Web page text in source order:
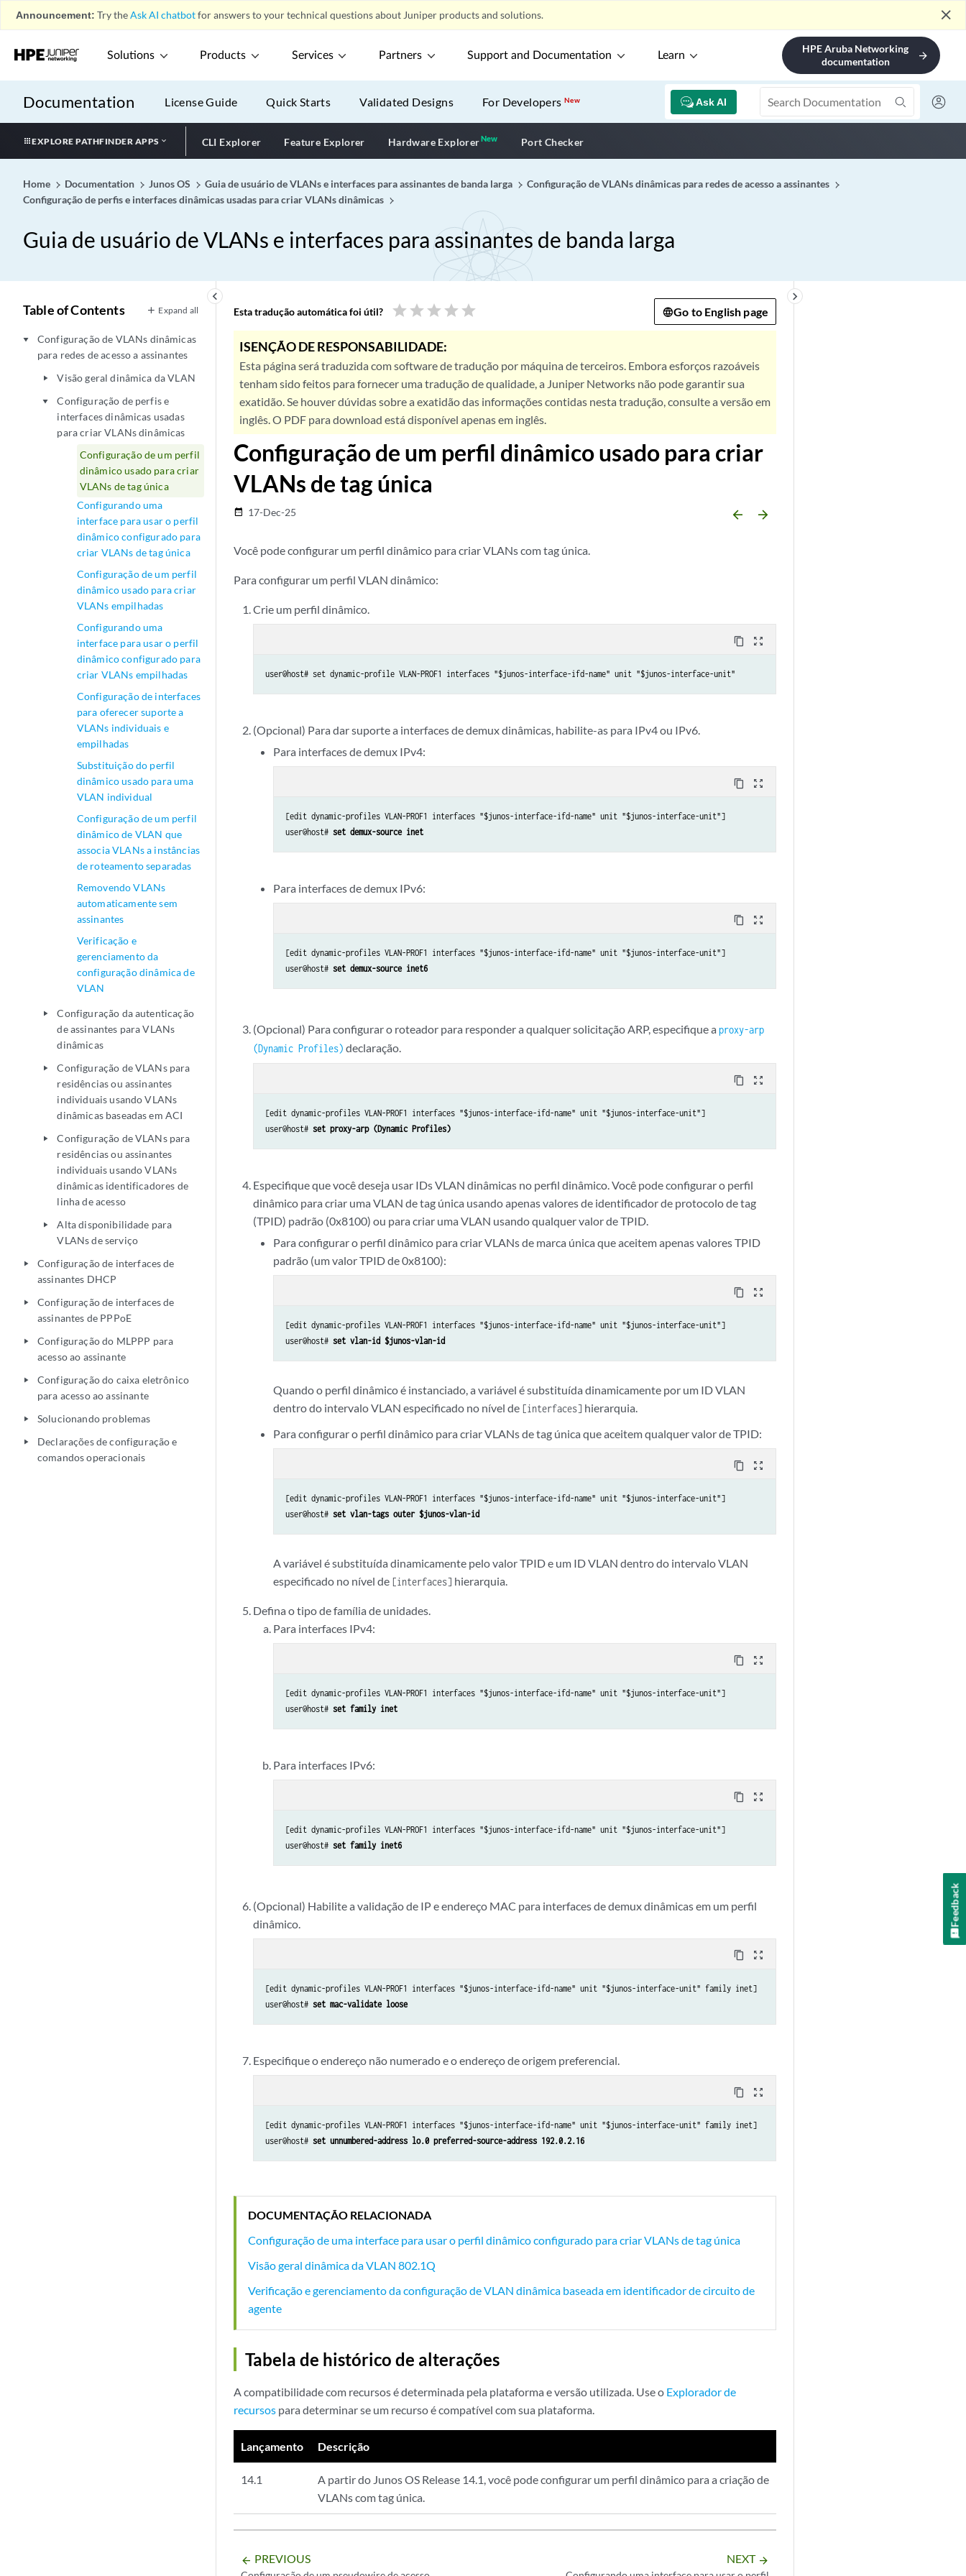
Announcement: Try theAsk AI chatbotfor answers to your technical questions about Juniper products and solutions. close
Solutions Products Services Partners Support and Documentation Learn
HPE Aruba Networking
documentation
arrow_forward
Documentation Ask AI
License Guide Quick Starts Validated Designs For DevelopersNew
EXPLORE PATHFINDER APPS CLI Explorer Feature Explorer Hardware ExplorerNewNew application
Port Checker
Home Documentation Junos OS Guia de usuário de VLANs e interfaces para assinantes de banda larga
Configuração de VLANs dinâmicas para redes de acesso a assinantes
Configuração de perfis e interfaces dinâmicas usadas para criar VLANs dinâmicas
Guia de usuário de VLANs e interfaces para assinantes de banda larga
keyboard_arrow_left
Table of Contents Expand all
play_arrow
Configuração de VLANs dinâmicas
para redes de acesso a assinantes
play_arrow Visão geral dinâmica da VLAN
play_arrow
Configuração de perfis e
interfaces dinâmicas usadas
para criar VLANs dinâmicas
Configuração de um perfil
dinâmico usado para criar
VLANs de tag única
Configurando uma
interface para usar o perfil
dinâmico configurado para
criar VLANs de tag única
Configuração de um perfil
dinâmico usado para criar
VLANs empilhadas
Configurando uma
interface para usar o perfil
dinâmico configurado para
criar VLANs empilhadas
Configuração de interfaces
para oferecer suporte a
VLANs individuais e
empilhadas
Substituição do perfil
dinâmico usado para uma
VLAN individual
Configuração de um perfil
dinâmico de VLAN que
associa VLANs a instâncias
de roteamento separadas
Removendo VLANs
automaticamente sem
assinantes
Verificação e
gerenciamento da
configuração dinâmica de
VLAN
play_arrow
Configuração da autenticação
de assinantes para VLANs
dinâmicas
play_arrow
Configuração de VLANs para
residências ou assinantes
individuais usando VLANs
dinâmicas baseadas em ACI
play_arrow
Configuração de VLANs para
residências ou assinantes
individuais usando VLANs
dinâmicas identificadores de
linha de acesso
play_arrow
Alta disponibilidade para
VLANs de serviço
play_arrow
Configuração de interfaces de
assinantes DHCP
play_arrow
Configuração de interfaces de
assinantes de PPPoE
play_arrow
Configuração do MLPPP para
acesso ao assinante
play_arrow
Configuração do caixa eletrônico
para acesso ao assinante
play_arrow Solucionando problemas
play_arrow
Declarações de configuração e
comandos operacionais
keyboard_arrow_right
Esta tradução automática foi útil? star star star star star Go to English page
ISENÇÃO DE RESPONSABILIDADE:
Esta página será traduzida com software de tradução por máquina de terceiros. Embora esforços razoáveis
tenham sido feitos para fornecer uma tradução de qualidade, a Juniper Networks não pode garantir sua
exatidão. Se houver dúvidas sobre a exatidão das informações contidas nesta tradução, consulte a versão em
inglês. O PDF para download está disponível apenas em inglês.
Configuração de um perfil dinâmico usado para criar
VLANs de tag única
date_range 17-Dec-25 arrow_backward arrow_forward
Você pode configurar um perfil dinâmico para criar VLANs com tag única.
Para configurar um perfil VLAN dinâmico:
Crie um perfil dinâmico.
content_copy zoom_out_map
user@host# set dynamic-profile VLAN-PROF1 interfaces "$junos-interface-ifd-name" unit "$junos-interface-unit"
(Opcional) Para dar suporte a interfaces de demux dinâmicas, habilite-as para IPv4 ou IPv6.
Para interfaces de demux IPv4:
content_copy zoom_out_map
[edit dynamic-profiles VLAN-PROF1 interfaces "$junos-interface-ifd-name" unit "$junos-interface-unit"]
user@host# set demux-source inet
Para interfaces de demux IPv6:
content_copy zoom_out_map
[edit dynamic-profiles VLAN-PROF1 interfaces "$junos-interface-ifd-name" unit "$junos-interface-unit"]
user@host# set demux-source inet6
(Opcional) Para configurar o roteador para responder a qualquer solicitação ARP, especifique aproxy-arp
(Dynamic Profiles) declaração.
content_copy zoom_out_map
[edit dynamic-profiles VLAN-PROF1 interfaces "$junos-interface-ifd-name" unit "$junos-interface-unit"]
user@host# set proxy-arp (Dynamic Profiles)
Especifique que você deseja usar IDs VLAN dinâmicas no perfil dinâmico. Você pode configurar o perfil
dinâmico para criar uma VLAN de tag única usando apenas valores de identificador de protocolo de tag
(TPID) padrão (0x8100) ou para criar uma VLAN usando qualquer valor de TPID.
Para configurar o perfil dinâmico para criar VLANs de marca única que aceitem apenas valores TPID
padrão (um valor TPID de 0x8100):
content_copy zoom_out_map
[edit dynamic-profiles VLAN-PROF1 interfaces "$junos-interface-ifd-name" unit "$junos-interface-unit"]
user@host# set vlan-id $junos-vlan-id
Quando o perfil dinâmico é instanciado, a variável é substituída dinamicamente por um ID VLAN
dentro do intervalo VLAN especificado no nível de [interfaces] hierarquia.
Para configurar o perfil dinâmico para criar VLANs de tag única que aceitem qualquer valor de TPID:
content_copy zoom_out_map
[edit dynamic-profiles VLAN-PROF1 interfaces "$junos-interface-ifd-name" unit "$junos-interface-unit"]
user@host# set vlan-tags outer $junos-vlan-id
A variável é substituída dinamicamente pelo valor TPID e um ID VLAN dentro do intervalo VLAN
especificado no nível de [interfaces] hierarquia.
Defina o tipo de família de unidades.
Para interfaces IPv4:
content_copy zoom_out_map
[edit dynamic-profiles VLAN-PROF1 interfaces "$junos-interface-ifd-name" unit "$junos-interface-unit"]
user@host# set family inet
Para interfaces IPv6:
content_copy zoom_out_map
[edit dynamic-profiles VLAN-PROF1 interfaces "$junos-interface-ifd-name" unit "$junos-interface-unit"]
user@host# set family inet6
(Opcional) Habilite a validação de IP e endereço MAC para interfaces de demux dinâmicas em um perfil
dinâmico.
content_copy zoom_out_map
[edit dynamic-profiles VLAN-PROF1 interfaces "$junos-interface-ifd-name" unit "$junos-interface-unit" family inet]
user@host# set mac-validate loose
Especifique o endereço não numerado e o endereço de origem preferencial.
content_copy zoom_out_map
[edit dynamic-profiles VLAN-PROF1 interfaces "$junos-interface-ifd-name" unit "$junos-interface-unit" family inet]
user@host# set unnumbered-address lo.0 preferred-source-address 192.0.2.16
DOCUMENTAÇÃO RELACIONADA
Configuração de uma interface para usar o perfil dinâmico configurado para criar VLANs de tag única
Visão geral dinâmica da VLAN 802.1Q
Verificação e gerenciamento da configuração de VLAN dinâmica baseada em identificador de circuito de
agente
Tabela de histórico de alterações
A compatibilidade com recursos é determinada pela plataforma e versão utilizada. Use o Explorador de
recursos para determinar se um recurso é compatível com sua plataforma.
Lançamento Descrição
14.1
A partir do Junos OS Release 14.1, você pode configurar um perfil dinâmico para a criação de
VLANs com tag única.
arrow_backward PREVIOUS NEXT arrow_forward
Feedback